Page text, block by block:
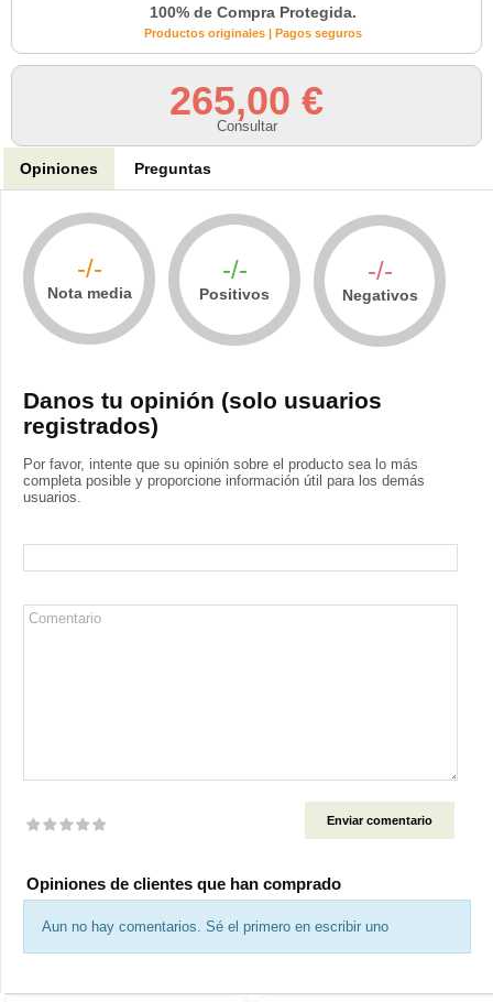
100% de Compra Protegida.
Productos originales | Pagos seguros
265,00 €
Consultar
Opiniones Preguntas
-/-
Nota media
-/-
Positivos
-/-
Negativos
Danos tu opinión (solo usuarios
registrados)
Por favor, intente que su opinión sobre el producto sea lo más
completa posible y proporcione información útil para los demás
usuarios.
Opiniones de clientes que han comprado
Aun no hay comentarios. Sé el primero en escribir uno